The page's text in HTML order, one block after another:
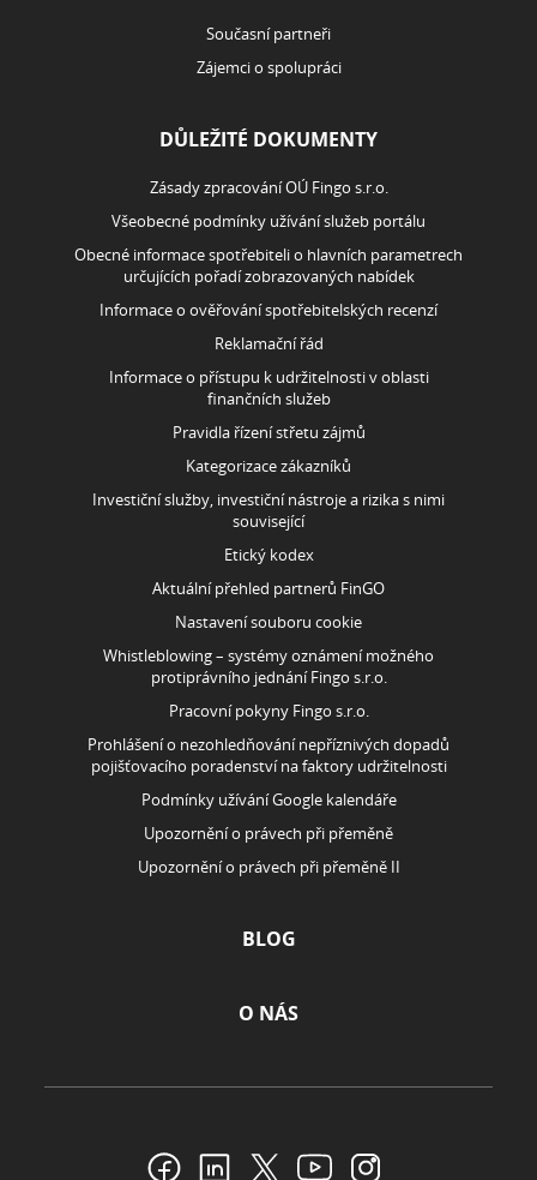
Současní partneři
Zájemci o spolupráci
DŮLEŽITÉ DOKUMENTY
Zásady zpracování OÚ Fingo s.r.o.
Všeobecné podmínky užívání služeb portálu
Obecné informace spotřebiteli o hlavních parametrech
určujících pořadí zobrazovaných nabídek
Informace o ověřování spotřebitelských recenzí
Reklamační řád
Informace o přístupu k udržitelnosti v oblasti
finančních služeb
Pravidla řízení střetu zájmů
Kategorizace zákazníků
Investiční služby, investiční nástroje a rizika s nimi
související
Etický kodex
Aktuální přehled partnerů FinGO
Nastavení souboru cookie
Whistleblowing – systémy oznámení možného
protiprávního jednání Fingo s.r.o.
Pracovní pokyny Fingo s.r.o.
Prohlášení o nezohledňování nepříznivých dopadů
pojišťovacího poradenství na faktory udržitelnosti
Podmínky užívání Google kalendáře
Upozornění o právech při přeměně
Upozornění o právech při přeměně II
BLOG
O NÁS